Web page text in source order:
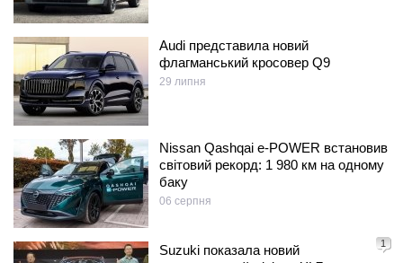
Audi представила новий
флагманський кросовер Q9
29 липня
Nissan Qashqai e-POWER встановив
світовий рекорд: 1 980 км на одному
баку
06 серпня
1
Suzuki показала новий